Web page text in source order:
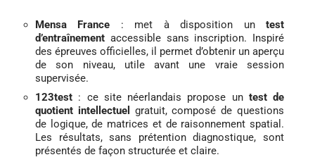
Mensa France : met à disposition untest
d’entraînement accessible sans inscription. Inspiré
des épreuves officielles, il permet d’obtenir un aperçu
de son niveau, utile avant une vraie session
supervisée.
123test : ce site néerlandais propose un test de
quotient intellectuel
gratuit, composé de questions
de logique, de matrices et de raisonnement spatial.
Les résultats, sans prétention diagnostique, sont
présentés de façon structurée et claire.